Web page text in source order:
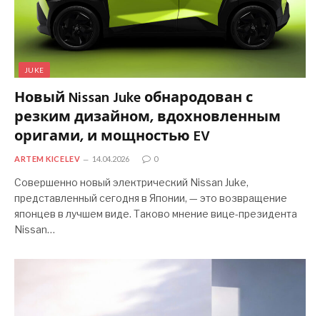
JUKE
Новый Nissan Juke обнародован с
резким дизайном, вдохновленным
оригами, и мощностью EV
ARTEM KICELEV 14.04.2026 0
Совершенно новый электрический Nissan Juke,
представленный сегодня в Японии, — это возвращение
японцев в лучшем виде. Таково мнение вице-президента
Nissan…